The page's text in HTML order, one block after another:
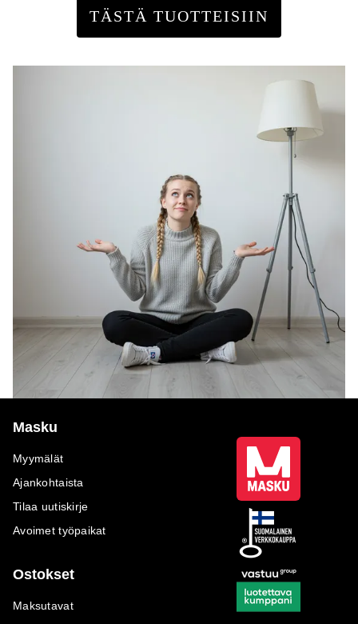
TÄSTÄ TUOTTEISIIN
Masku
Myymälät
Ajankohtaista
Tilaa uutiskirje
Avoimet työpaikat
Ostokset
Maksutavat